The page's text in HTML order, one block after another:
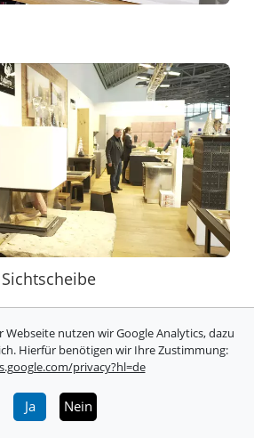
nutzen wir Google Analytics, dazu
Hierfür benötigen wir Ihre Zustimmung:
privacy?hl=de
Ja Nein